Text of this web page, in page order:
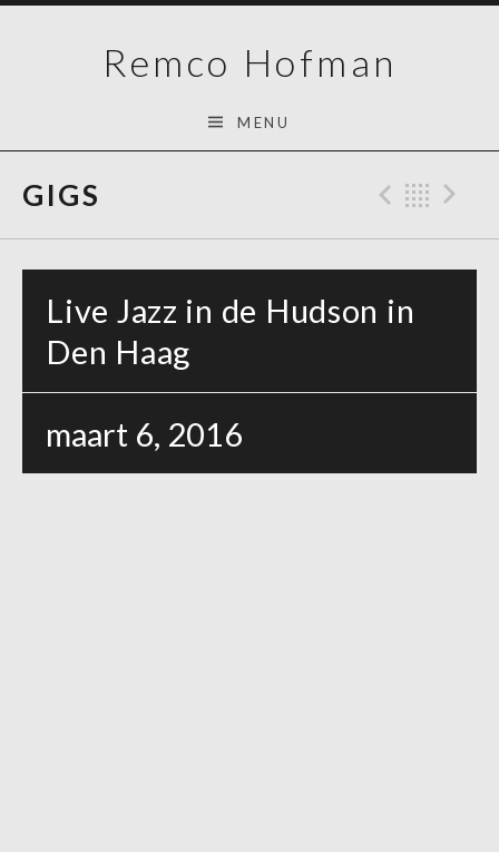
Remco Hofman
MENU
GIGS
Live Jazz in de Hudson in
Den Haag
maart 6, 2016